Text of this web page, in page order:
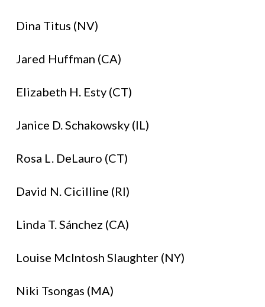
Dina Titus (NV)
Jared Huffman (CA)
Elizabeth H. Esty (CT)
Janice D. Schakowsky (IL)
Rosa L. DeLauro (CT)
David N. Cicilline (RI)
Linda T. Sánchez (CA)
Louise McIntosh Slaughter (NY)
Niki Tsongas (MA)